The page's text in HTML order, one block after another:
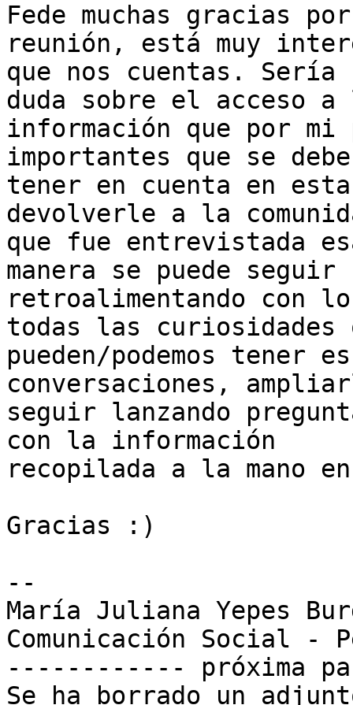
Fede muchas gracias
reunión, está muy
que nos cuentas.
duda sobre el acceso a
información que por
importantes que se
tener en cuenta en
devolverle a la
que fue entrevistada
manera se puede seguir
retroalimentando con
todas las curiosidades
pueden/podemos tener
conversaciones,
seguir lanzando
con la información
recopilada a la mano
Gracias :)
--
María Juliana Yepes
Comunicación Social -
------------ próxima
Se ha borrado un